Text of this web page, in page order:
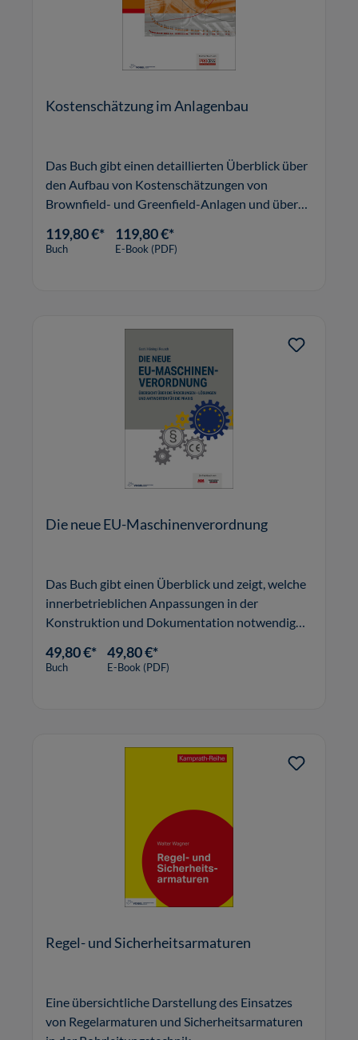
Kostenschätzung im Anlagenbau
Das Buch gibt einen detaillierten Überblick über
den Aufbau von Kostenschätzungen von
Brownfield- und Greenfield-Anlagen und über
erforderlichen Begleitdokumente.
119,80 €*
Buch
119,80 €*
E-Book (PDF)
Die neue EU-Maschinenverordnung
Das Buch gibt einen Überblick und zeigt, welche
innerbetrieblichen Anpassungen in der
Konstruktion und Dokumentation notwendig
49,80 €*
Buch
49,80 €*
E-Book (PDF)
Regel- und Sicherheitsarmaturen
Eine übersichtliche Darstellung des Einsatzes
von Regelarmaturen und Sicherheitsarmaturen